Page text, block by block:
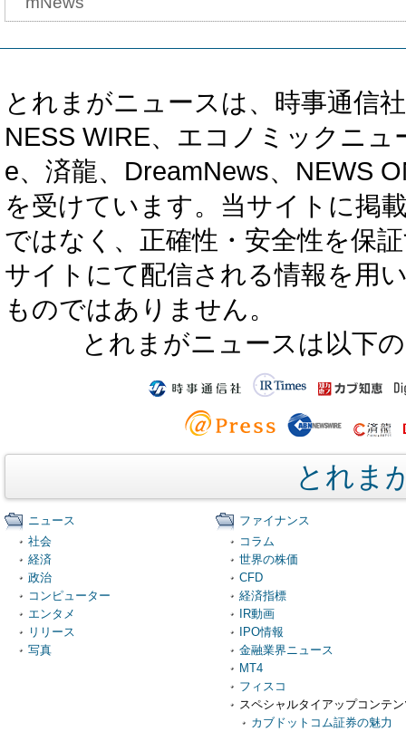
とれまがニュースは、時事通信
NESS WIRE、エコノミックニ
e、済龍、DreamNews、NEWS
を受けています。当サイトに掲
ではなく、正確性・安全性を保
サイトにて配信される情報を用
ものではありません。
とれまがニュースは以下
とれま
ニュース
社会
経済
政治
コンピューター
エンタメ
リリース
写真
ファイナンス
コラム
世界の株価
CFD
経済指標
IR動画
IPO情報
金融業界ニュース
MT4
フィスコ
スペシャルタイアップコンテ
カブドットコム証券の魅力